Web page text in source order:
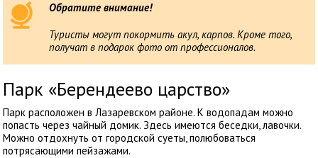
Обратите внимание!
Туристы могут покормить акул, карпов. Кроме того,
получат в подарок фото от профессионалов.
Парк «Берендеево царство»
Парк расположен в Лазаревском районе. К водопадам можно
попасть через чайный домик. Здесь имеются беседки, лавочки.
Можно отдохнуть от городской суеты, полюбоваться
потрясающими пейзажами.